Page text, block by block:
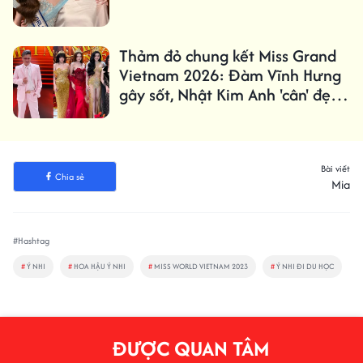
Thảm đỏ chung kết Miss Grand
Vietnam 2026: Đàm Vĩnh Hưng
gây sốt, Nhật Kim Anh 'cân' đẹp
Chia sẻ
Bài viết
Mia
#Hashtag
#Ý NHI # HOA HẬU Ý NHI # MISS WORLD VIETNAM 2023 #Ý NHI ĐI DU HỌC
ĐƯỢC QUAN TÂM